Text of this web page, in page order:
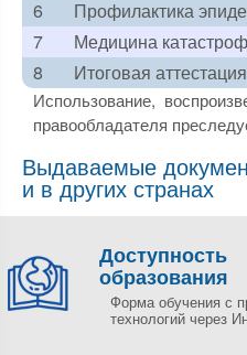
6
Профилактика
7
Медицина катастроф
8
Итоговая аттестация
Использование,
правообладателя
Выдаваемые
и в других странах
Доступность
образования
Форма обучения с
технологий через